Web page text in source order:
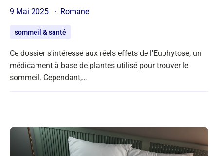
9 Mai 2025 Romane
sommeil & santé
Ce dossier s'intéresse aux réels effets de l'Euphytose, un
médicament à base de plantes utilisé pour trouver le
sommeil. Cependant,…